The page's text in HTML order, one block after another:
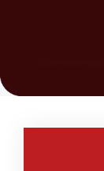
中文